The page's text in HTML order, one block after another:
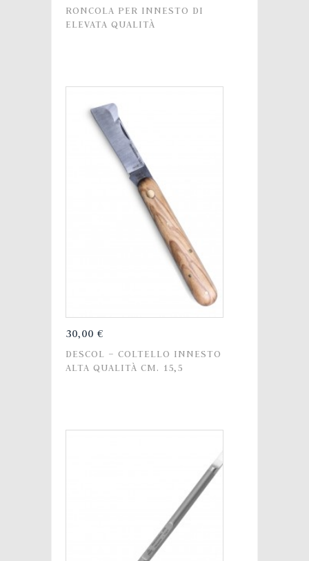
RONCOLA PER INNESTO DI
ELEVATA QUALITÀ
30,00 €
DESCOL – COLTELLO INNESTO
ALTA QUALITÀ CM. 15,5